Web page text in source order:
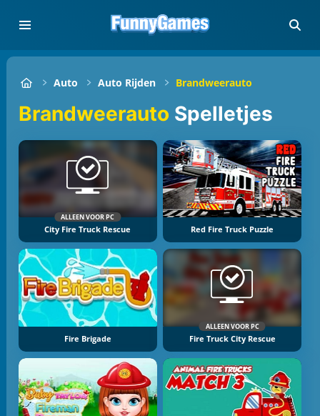
Auto Auto Rijden Brandweerauto
Brandweerauto Spelletjes
ALLEEN VOOR PC
City Fire Truck Rescue Red Fire Truck Puzzle
Fire Brigade
ALLEEN VOOR PC
Fire Truck City Rescue